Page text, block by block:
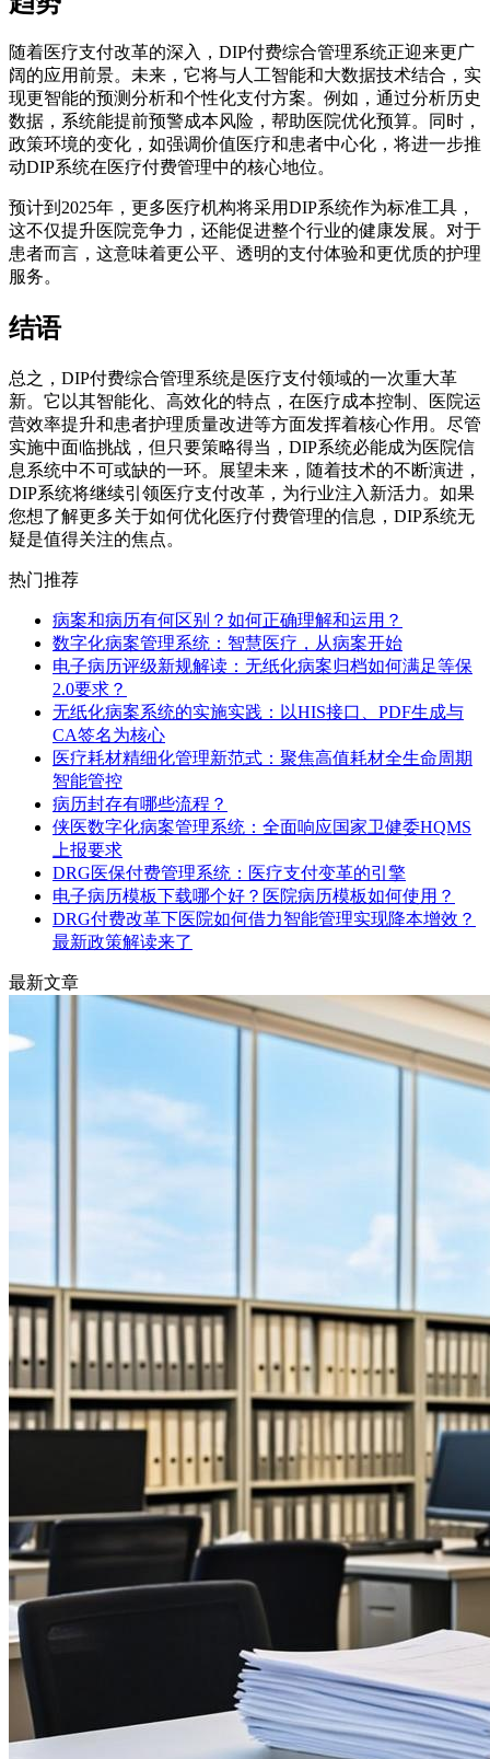
随着医疗支付改革的深入，DIP付费综合管理系统正迎来更广
阔的应用前景。未来，它将与人工智能和大数据技术结合，实
现更智能的预测分析和个性化支付方案。例如，通过分析历史
数据，系统能提前预警成本风险，帮助医院优化预算。同时，
政策环境的变化，如强调价值医疗和患者中心化，将进一步推
动DIP系统在医疗付费管理中的核心地位。
预计到2025年，更多医疗机构将采用DIP系统作为标准工具，
这不仅提升医院竞争力，还能促进整个行业的健康发展。对于
患者而言，这意味着更公平、透明的支付体验和更优质的护理
服务。
结语
总之，DIP付费综合管理系统是医疗支付领域的一次重大革
新。它以其智能化、高效化的特点，在医疗成本控制、医院运
营效率提升和患者护理质量改进等方面发挥着核心作用。尽管
实施中面临挑战，但只要策略得当，DIP系统必能成为医院信
息系统中不可或缺的一环。展望未来，随着技术的不断演进，
DIP系统将继续引领医疗支付改革，为行业注入新活力。如果
您想了解更多关于如何优化医疗付费管理的信息，DIP系统无
疑是值得关注的焦点。
热门推荐
病案和病历有何区别？如何正确理解和运用？
数字化病案管理系统：智慧医疗，从病案开始
电子病历评级新规解读：无纸化病案归档如何满足等保
2.0要求？
无纸化病案系统的实施实践：以HIS接口、PDF生成与
CA签名为核心
医疗耗材精细化管理新范式：聚焦高值耗材全生命周期
智能管控
病历封存有哪些流程？
侠医数字化病案管理系统：全面响应国家卫健委HQMS
上报要求
DRG医保付费管理系统：医疗支付变革的引擎
电子病历模板下载哪个好？医院病历模板如何使用？
DRG付费改革下医院如何借力智能管理实现降本增效？
最新政策解读来了
最新文章